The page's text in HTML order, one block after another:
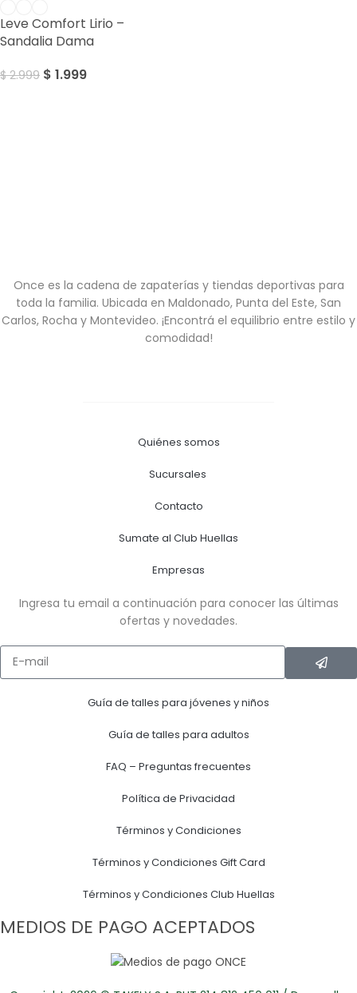
Leve Comfort Lirio –
Sandalia Dama
$2.999 $ 1.999
Once es la cadena de zapaterías y tiendas deportivas para
toda la familia. Ubicada en Maldonado, Punta del Este, San
Carlos, Rocha y Montevideo. ¡Encontrá el equilibrio entre estilo y
comodidad!
Quiénes somos
Sucursales
Contacto
Sumate al Club Huellas
Empresas
Ingresa tu email a continuación para conocer las últimas
ofertas y novedades.
Guía de talles para jóvenes y niños
Guía de talles para adultos
FAQ – Preguntas frecuentes
Política de Privacidad
Términos y Condiciones
Términos y Condiciones Gift Card
Términos y Condiciones Club Huellas
MEDIOS DE PAGO ACEPTADOS